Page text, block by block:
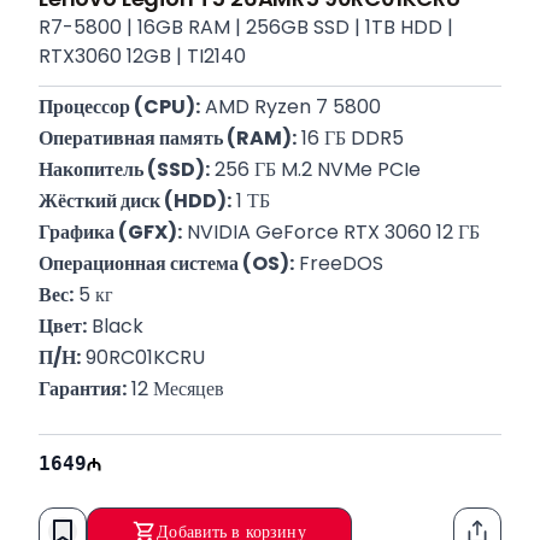
R7-5800 | 16GB RAM | 256GB SSD | 1TB HDD |
RTX3060 12GB | TI2140
Процессор (CPU): AMD Ryzen 7 5800
Оперативная память (RAM): 16 ГБ DDR5
Накопитель (SSD): 256 ГБ M.2 NVMe PCIe
Жёсткий диск (HDD): 1 ТБ
Графика (GFX): NVIDIA GeForce RTX 3060 12 ГБ
Операционная система (OS): FreeDOS
Вес: 5 кг
Цвет: Black
П/Н: 90RC01KCRU
Гарантия: 12 Месяцев
1649
Добавить в корзину